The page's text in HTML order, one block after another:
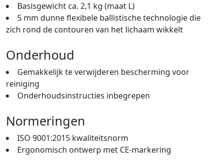
Basisgewicht ca. 2,1 kg (maat L)
5 mm dunne flexibele ballistische technologie die
zich rond de contouren van het lichaam wikkelt
Onderhoud
Gemakkelijk te verwijderen bescherming voor
reiniging
Onderhoudsinstructies inbegrepen
Normeringen
ISO 9001:2015 kwaliteitsnorm
Ergonomisch ontwerp met CE-markering